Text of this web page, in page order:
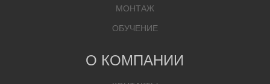
МОНТАЖ
ОБУЧЕНИЕ
О КОМПАНИИ